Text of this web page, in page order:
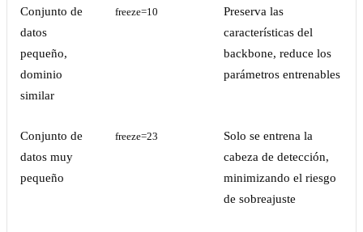
Conjunto de
datos
pequeño,
dominio
similar
freeze=10
Preserva las
características del
backbone, reduce los
parámetros entrenables
Conjunto de
datos muy
pequeño
freeze=23
Solo se entrena la
cabeza de detección,
minimizando el riesgo
de sobreajuste